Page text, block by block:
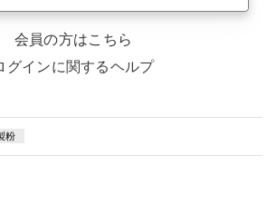
会員の方はこちら
グインに関するヘルプ
粉